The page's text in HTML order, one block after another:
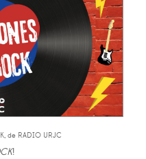
de RADIO URJC
!